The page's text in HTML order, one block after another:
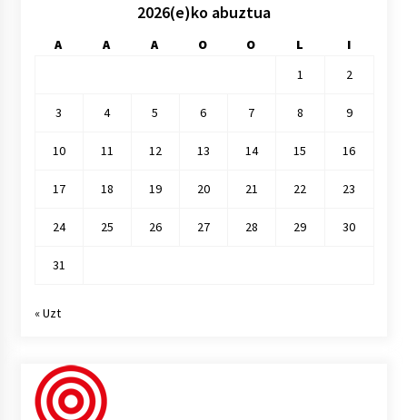
2026(e)ko abuztua
A A A O O L
I
1
2
3 4 5 6 7 8 9
10 11 12 13 14 15 16
17 18 19 20 21 22 23
24 25 26 27 28 29 30
31
« Uzt